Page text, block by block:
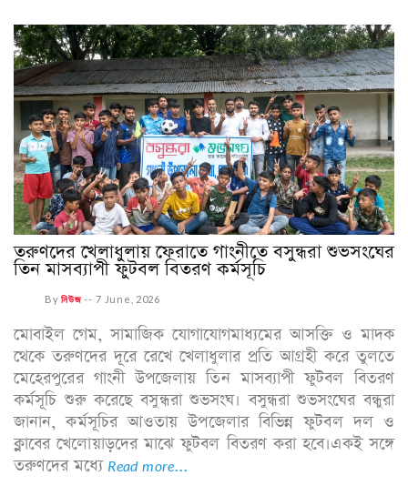
তরুণদের খেলাধুলায় ফেরাতে গাংনীতে বসুন্ধরা শুভসংঘের
তিন মাসব্যাপী ফুটবল বিতরণ কর্মসূচি
Byনিউজ -- 7 June, 2026
মোবাইল গেম, সামাজিক যোগাযোগমাধ্যমের আসক্তি ও মাদক
থেকে তরুণদের দূরে রেখে খেলাধুলার প্রতি আগ্রহী করে তুলতে
মেহেরপুরের গাংনী উপজেলায় তিন মাসব্যাপী ফুটবল বিতরণ
কর্মসূচি শুরু করেছে বসুন্ধরা শুভসংঘ। বসুন্ধরা শুভসংঘের বন্ধুরা
জানান, কর্মসূচির আওতায় উপজেলার বিভিন্ন ফুটবল দল ও
ক্লাবের খেলোয়াড়দের মাঝে ফুটবল বিতরণ করা হবে।একই সঙ্গে
তরুণদের মধ্যে Read more...